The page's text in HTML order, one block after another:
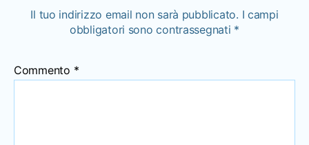
Il tuo indirizzo email non sarà pubblicato. I campi
obbligatori sono contrassegnati *
Commento *